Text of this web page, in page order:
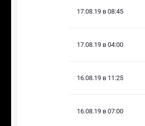
17.08.19 в 08:45
17.08.19 в 04:00
16.08.19 в 11:25
16.08.19 в 07:00